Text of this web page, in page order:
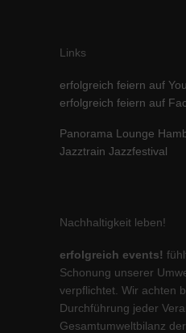
Links
erfolgreich feiern auf
erfolgreich feiern auf
Panorama Lounge
Jazztrain Jazzfestival
Nachhaltigkeit leben!
erfolgreich events!
Schonung unserer
verpflichtet. Wir achten
Durchführung jeder
Gesamtumweltbilanz